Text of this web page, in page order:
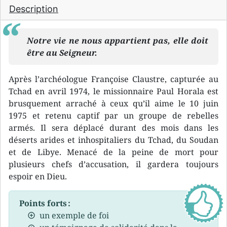
Description
Notre vie ne nous appartient pas, elle doit
être au Seigneur.
Après l’archéologue Françoise Claustre, capturée au
Tchad en avril 1974, le missionnaire Paul Horala est
brusquement arraché à ceux qu’il aime le 10 juin
1975 et retenu captif par un groupe de rebelles
armés. Il sera déplacé durant des mois dans les
déserts arides et inhospitaliers du Tchad, du Soudan
et de Libye. Menacé de la peine de mort pour
plusieurs chefs d’accusation, il gardera toujours
espoir en Dieu.
Points forts :
un exemple de foi